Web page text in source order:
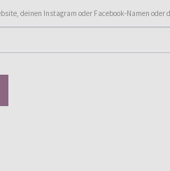
deinen Instagram oder Facebook-Namen oder